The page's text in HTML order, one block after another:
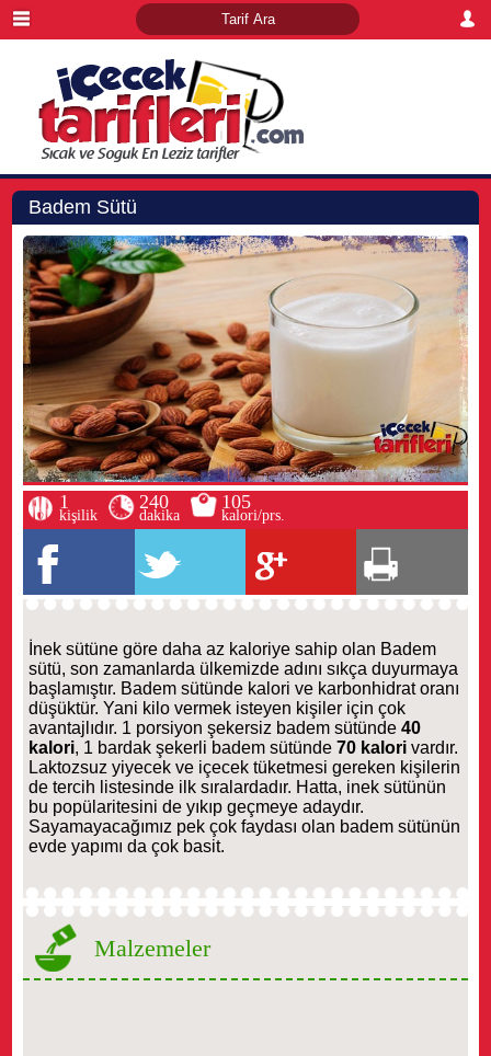
Badem Sütü
1
kişilik
240
dakika
105
kalori/prs.
İnek sütüne göre daha az kaloriye sahip olan Badem
sütü, son zamanlarda ülkemizde adını sıkça duyurmaya
başlamıştır. Badem sütünde kalori ve karbonhidrat oranı
düşüktür. Yani kilo vermek isteyen kişiler için çok
avantajlıdır. 1 porsiyon şekersiz badem sütünde40
kalori, 1 bardak şekerli badem sütünde70 kalori vardır.
Laktozsuz yiyecek ve içecek tüketmesi gereken kişilerin
de tercih listesinde ilk sıralardadır. Hatta, inek sütünün
bu popülaritesini de yıkıp geçmeye adaydır.
Sayamayacağımız pek çok faydası olan badem sütünün
evde yapımı da çok basit.
Malzemeler